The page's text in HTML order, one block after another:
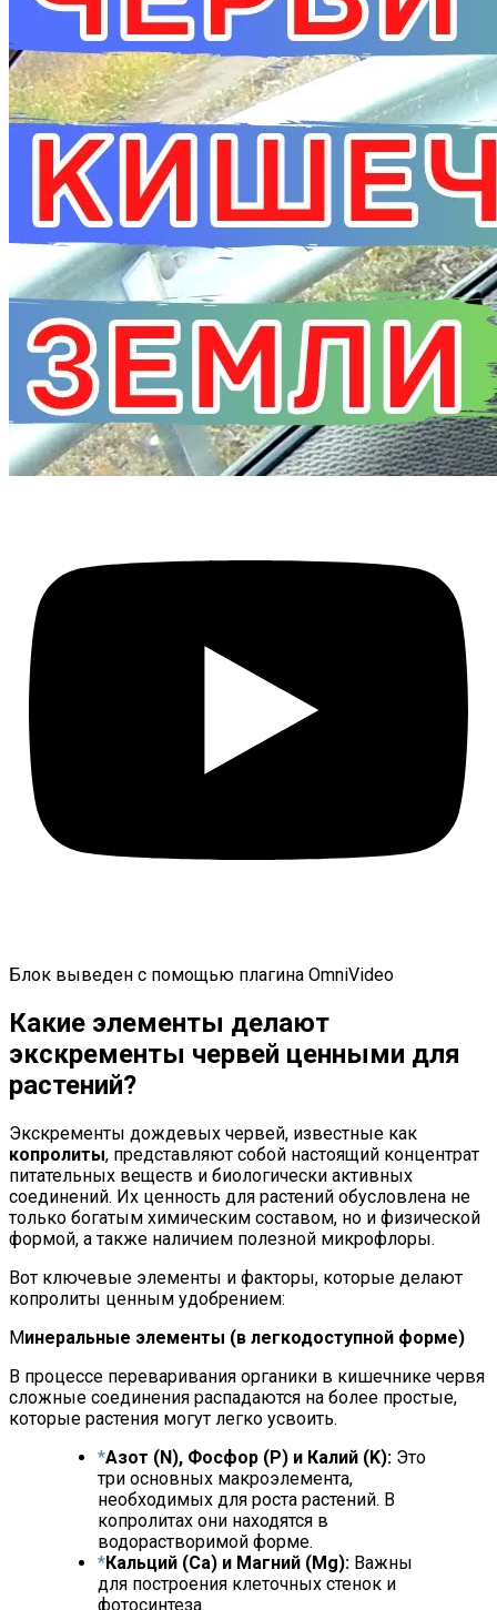
Блок выведен с помощью плагина OmniVideo
Какие элементы делают
экскременты червей ценными для
растений?
Экскременты дождевых червей, известные как
копролиты, представляют собой настоящий концентрат
питательных веществ и биологически активных
соединений. Их ценность для растений обусловлена не
только богатым химическим составом, но и физической
формой, а также наличием полезной микрофлоры.
Вот ключевые элементы и факторы, которые делают
копролиты ценным удобрением:
Минеральные элементы (в легкодоступной форме)
В процессе переваривания органики в кишечнике червя
сложные соединения распадаются на более простые,
которые растения могут легко усвоить.
Азот (N), Фосфор (P) и Калий (K): Это
три основных макроэлемента,
необходимых для роста растений. В
копролитах они находятся в
водорастворимой форме.
Кальций (Ca) и Магний (Mg): Важны
для построения клеточных стенок и
фотосинтеза.